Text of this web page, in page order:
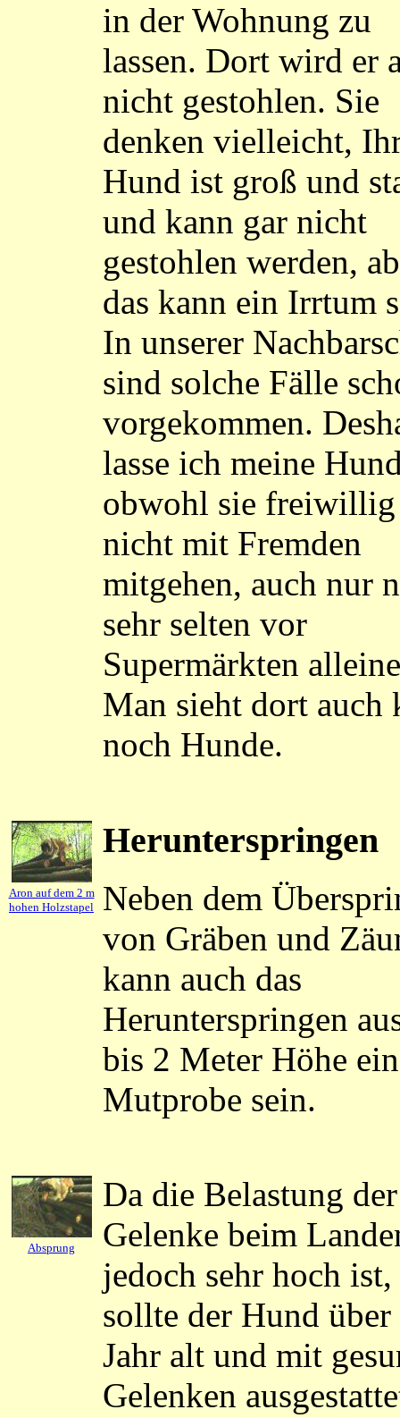
in der Wohnung zu
lassen. Dort wird er
nicht gestohlen. Sie
denken vielleicht,
Hund ist groß und
und kann gar nicht
gestohlen werden,
das kann ein Irrtum
In unserer
sind solche Fälle
vorgekommen.
lasse ich meine
obwohl sie freiwillig
nicht mit Fremden
mitgehen, auch nur
sehr selten vor
Supermärkten
Man sieht dort auch
noch Hunde.
Aron auf dem 2 m
hohen Holzstapel
Herunterspringen
Neben dem
von Gräben und
kann auch das
Herunterspringen
bis 2 Meter Höhe
Mutprobe sein.
Absprung
Da die Belastung der
Gelenke beim
jedoch sehr hoch ist,
sollte der Hund über
Jahr alt und mit
Gelenken